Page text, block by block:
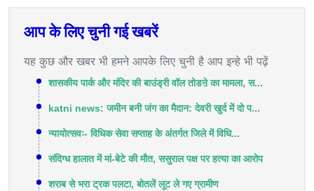
आप के लिए चुनी गई खबरें
यह कुछ और खबर भी हमने आपके लिए चुनी है आप इन्हे भी पढ़ें
शासकीय पार्क और मंदिर की बाउंड्री वॉल तोडऩे का मामला, स...
katni news: जमीन बनी जंग का मैदान: देवरी खुर्द में दो प...
न्यायोत्सवः- विधिक सेवा सप्ताह के अंतर्गत जिले में विधि...
संदिग्ध हालात में मां-बेटे की मौत, ससुराल पक्ष पर हत्या का आरोप
शराब से भरा ट्रक पलटा, बोतलें लूट ले गए ग्रामीण